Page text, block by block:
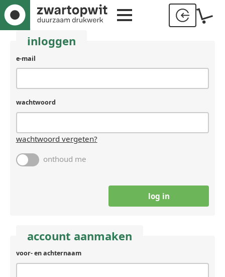
inloggen
gebruikersnaam
(laat
als
een
mens
e-mail
wachtwoord
wachtwoord vergeten?
onthoud me
account aanmaken
voor- en achternaam
achternaam
(laat